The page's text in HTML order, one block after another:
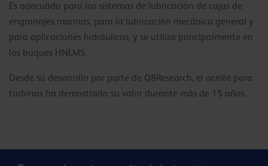
Es adecuado para los sistemas de lubricación de cajas de
engranajes marinas, para la lubricación mecánica general y
para aplicaciones hidráulicas, y se utiliza principalmente en
los buques HNLMS.
Desde su desarrollo por parte de Q8Research, el aceite para
turbinas ha demostrado su valor durante más de 15 años.